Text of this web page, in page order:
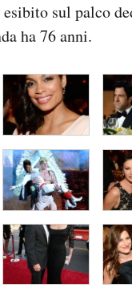
sul palco
ha 76 anni.